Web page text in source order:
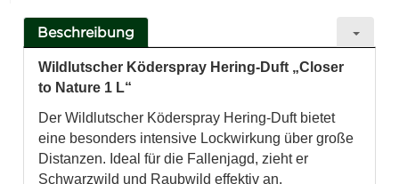
Beschreibung
Wildlutscher Köderspray Hering-Duft „Closer
to Nature 1 L“
Der Wildlutscher Köderspray Hering-Duft bietet
eine besonders intensive Lockwirkung über große
Distanzen. Ideal für die Fallenjagd, zieht er
Schwarzwild und Raubwild effektiv an.